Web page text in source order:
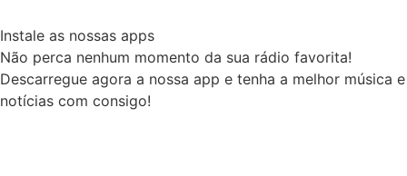
Instale as nossas apps
Não perca nenhum momento da sua rádio favorita!
Descarregue agora a nossa app e tenha a melhor música e
notícias com consigo!